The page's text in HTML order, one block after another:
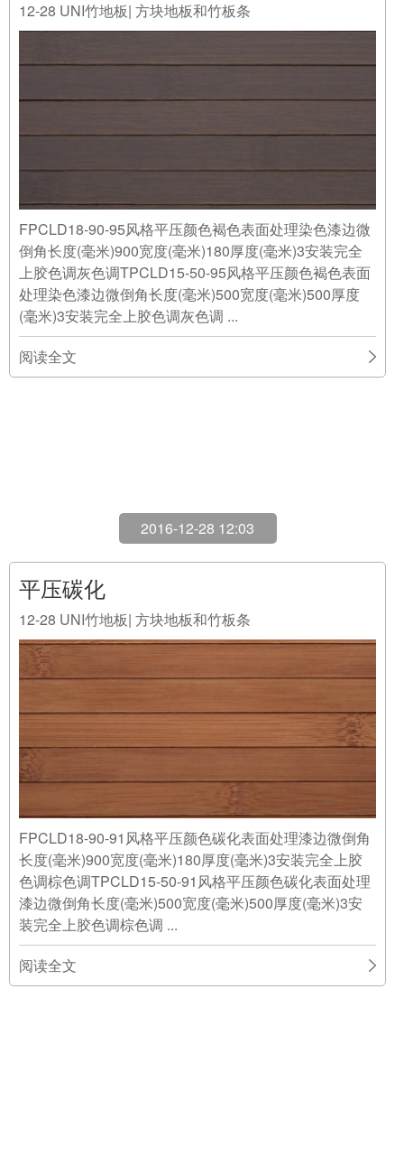
12-28 UNI竹地板| 方块地板和竹板条
FPCLD18-90-95风格平压颜色褐色表面处理染色漆边微
倒角长度(毫米)900宽度(毫米)180厚度(毫米)3安装完全
上胶色调灰色调TPCLD15-50-95风格平压颜色褐色表面
处理染色漆边微倒角长度(毫米)500宽度(毫米)500厚度
(毫米)3安装完全上胶色调灰色调 ...
阅读全文
FPCLD18-90-91风格平压颜色碳化表面处理漆边微倒角
长度(毫米)900宽度(毫米)180厚度(毫米)3安装完全上胶
色调棕色调TPCLD15-50-91风格平压颜色碳化表面处理
漆边微倒角长度(毫米)500宽度(毫米)500厚度(毫米)3安
装完全上胶色调棕色调 ...
阅读全文